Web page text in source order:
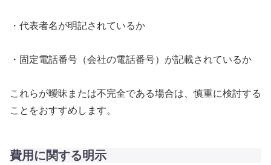
・代表者名が明記されているか
・固定電話番号（会社の電話番号）が記載されているか
これらが曖昧または不完全である場合は、慎重に検討する
ことをおすすめします。
費用に関する明示